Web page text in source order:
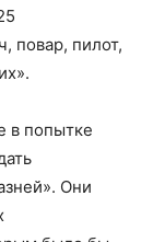
повар, пилот,
в попытке
Они